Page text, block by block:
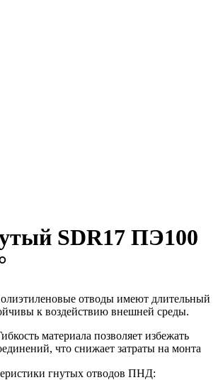
SDR17 ПЭ100
отводы имеют длительный
к воздействию внешней среды.
материала позволяет избежать
что снижает затраты на монта
гнутых отводов ПНД: